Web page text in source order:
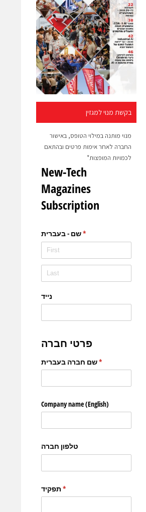
בקשת מנוי למגזין
מנוי מותנה במילוי הטופס, באישור
החברה לאחר אימות פרטים ובהתאם
לכמויות המופצות*